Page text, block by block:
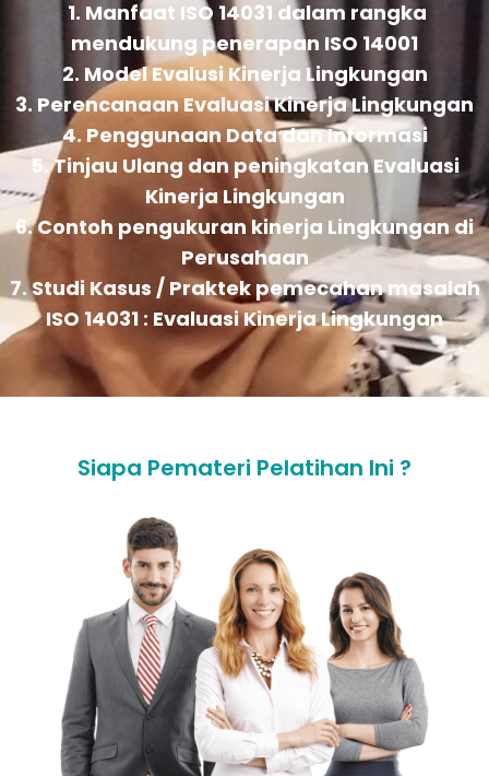
1. Manfaat ISO 14031 dalam rangka
mendukung penerapan ISO 14001
2. Model Evalusi Kinerja Lingkungan
3. Perencanaan Evaluasi Kinerja Lingkungan
4. Penggunaan Data dan Informasi
5. Tinjau Ulang dan peningkatan Evaluasi
Kinerja Lingkungan
6. Contoh pengukuran kinerja Lingkungan di
Perusahaan
7. Studi Kasus / Praktek pemecahan masalah
ISO 14031 : Evaluasi Kinerja Lingkungan
Siapa Pemateri Pelatihan Ini ?